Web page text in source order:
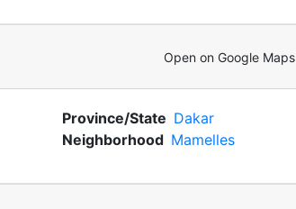
Open on Google Maps
Province/State Dakar
Neighborhood Mamelles